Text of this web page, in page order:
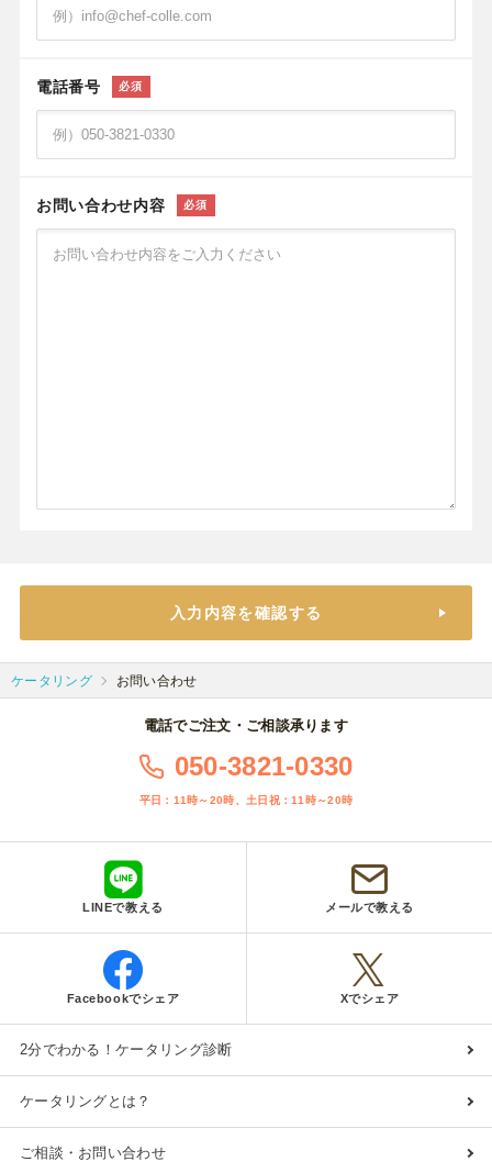
電話番号 必須
お問い合わせ内容 必須
ケータリング お問い合わせ
電話でご注文・ご相談承ります
050-3821-0330
平日：11時～20時、土日祝：11時～20時
LINEで教える メールで教える
Facebookでシェア Xでシェア
2分でわかる！ケータリング診断
ケータリングとは？
ご相談・お問い合わせ